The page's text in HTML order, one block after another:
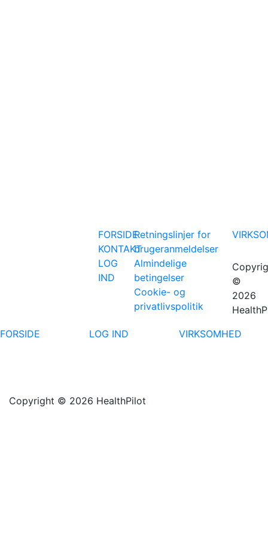
FORSIDE
KONTAKT
LOG
IND
Retningslinjer for
brugeranmeldelser
Almindelige
betingelser
Cookie- og
privatlivspolitik
©
2026
FORSIDE
LOG IND VIRKSOMHED
Copyright © 2026 HealthPilot